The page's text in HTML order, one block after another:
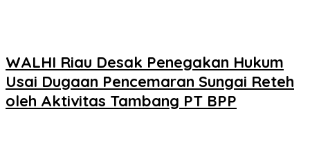
WALHI Riau Desak Penegakan Hukum
Usai Dugaan Pencemaran Sungai Reteh
oleh Aktivitas Tambang PT BPP